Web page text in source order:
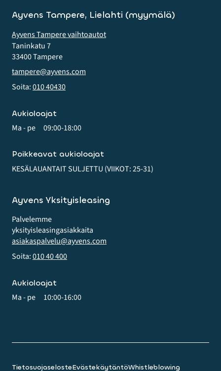
Ayvens Tampere, Lielahti (myymälä)
Ayvens Tampere vaihtoautot
Taninkatu 7
33400 Tampere
tampere@ayvens.com
Soita:010 40430
Aukioloajat
Ma - pe 09:00-18:00
Poikkeavat aukioloajat
KESÄLAUANTAIT SULJETTU (VIIKOT: 25-31)
Ayvens Yksityisleasing
Palvelemme
yksityis­leasing­asiakkaita
asiakaspalvelu@ayvens.com
Soita:010 40 400
Aukioloajat
Ma - pe 10:00-16:00
TietosuojaselosteEvästekäytäntöWhistleblowing